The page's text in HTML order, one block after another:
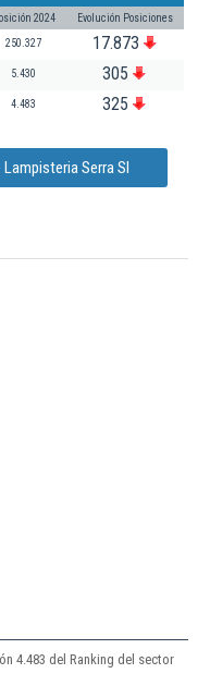
2024 Evolución Posiciones
250.327 17.873
5.430 305
4.483 325
Serra Sl
4.483 del Ranking del sector